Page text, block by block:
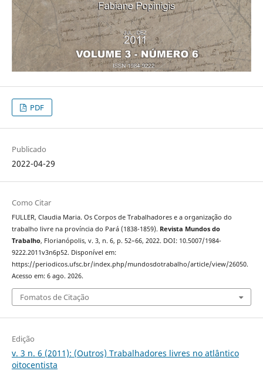
PDF
Publicado
2022-04-29
Como Citar
FULLER, Claudia Maria. Os Corpos de Trabalhadores e a organização do
trabalho livre na província do Pará (1838-1859). Revista Mundos do
Trabalho, Florianópolis, v. 3, n. 6, p. 52–66, 2022. DOI: 10.5007/1984-
9222.2011v3n6p52. Disponível em:
https://periodicos.ufsc.br/index.php/mundosdotrabalho/article/view/26050.
Acesso em: 6 ago. 2026.
Fomatos de Citação
Edição
v. 3 n. 6 (2011): (Outros) Trabalhadores livres no atlântico
oitocentista